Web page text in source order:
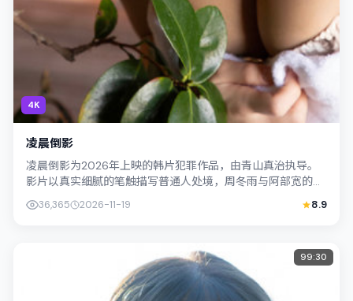
4K
凌晨倒影
凌晨倒影为2026年上映的韩片犯罪作品，由青山真治执导。
影片以真实细腻的笔触描写普通人处境，周冬雨与阿部宽的对
手戏张力十足，情节层层推进，适合关...
36,365 2026-11-19 8.9
99:30